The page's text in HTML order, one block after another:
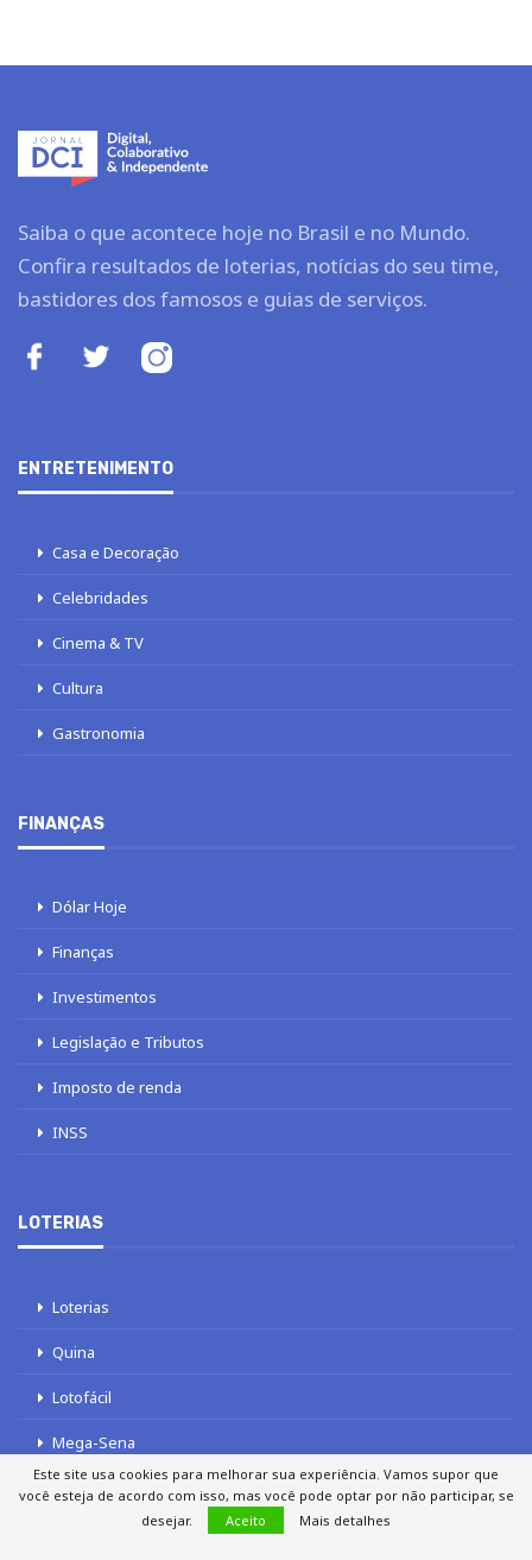
Saiba o que acontece hoje no Brasil e no Mundo.
Confira resultados de loterias, notícias do seu time,
bastidores dos famosos e guias de serviços.
ENTRETENIMENTO
Casa e Decoração
Celebridades
Cinema & TV
Cultura
Gastronomia
FINANÇAS
Dólar Hoje
Finanças
Investimentos
Legislação e Tributos
Imposto de renda
INSS
LOTERIAS
Loterias
Quina
Lotofácil
Mega-Sena
Tele sena
Este site usa cookies para melhorar sua experiência. Vamos supor que
você esteja de acordo com isso, mas você pode optar por não participar, se
desejar.
Aceito Mais detalhes